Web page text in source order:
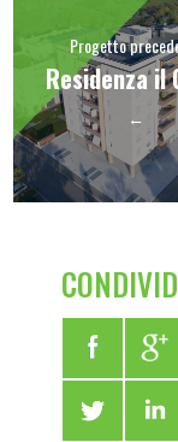
Progetto
Residenza il
←